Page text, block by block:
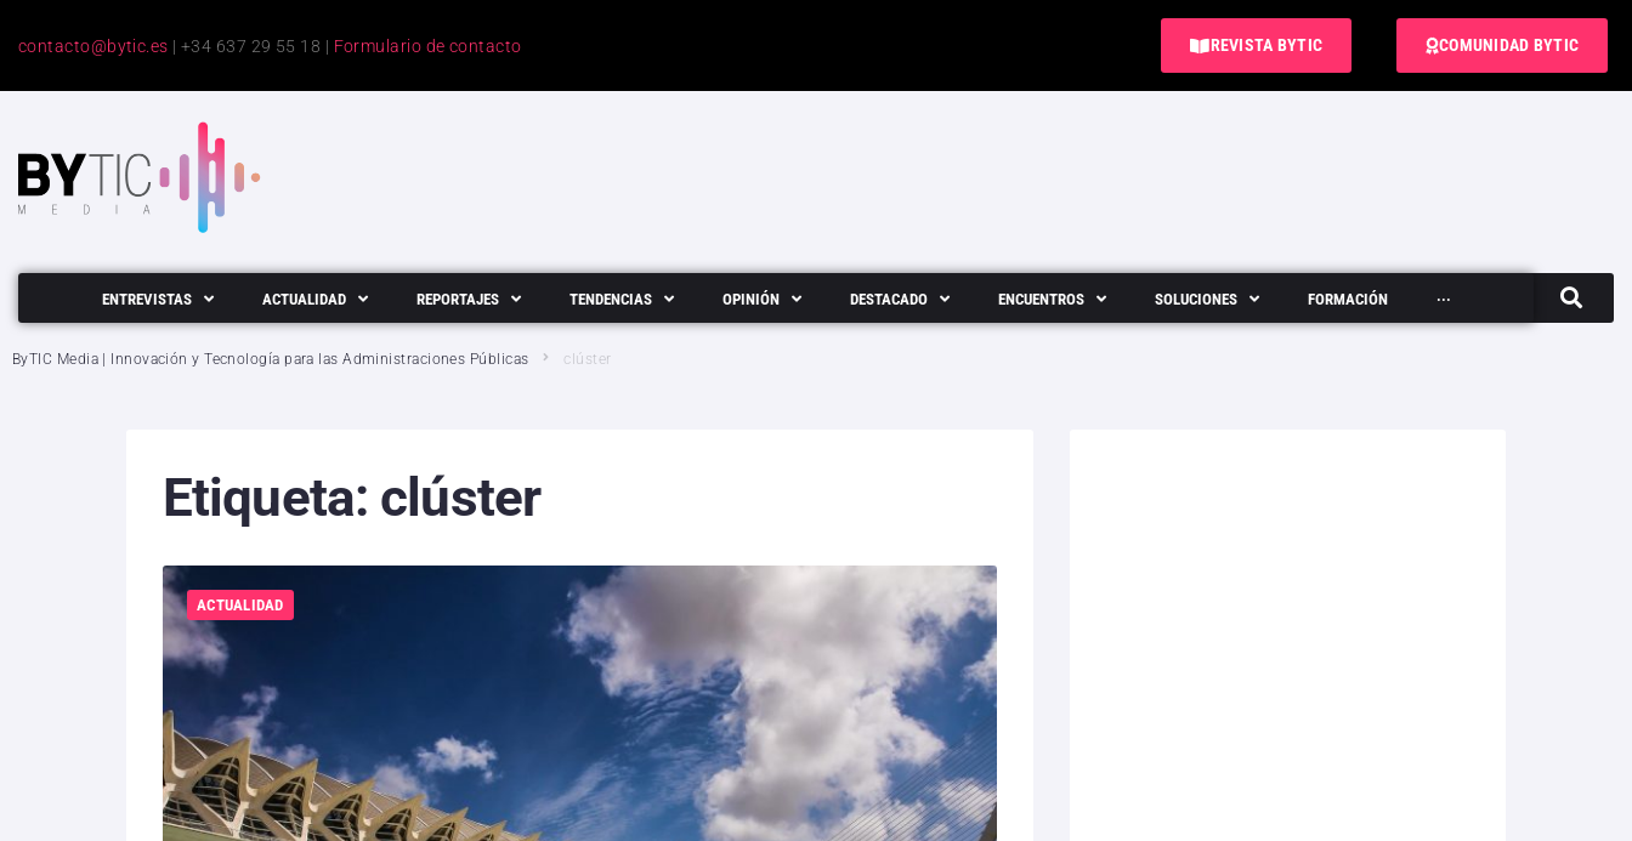
contacto@bytic.es | +34 637 29 55 18 | Formulario de contacto REVISTA BYTIC COMUNIDAD BYTIC
ENTREVISTAS ACTUALIDAD REPORTAJES TENDENCIAS OPINIÓN DESTACADO ENCUENTROS SOLUCIONES FORMACIÓN ···
ByTIC Media | Innovación y Tecnología para las Administraciones Públicas clúster
Etiqueta: clúster
ACTUALIDAD